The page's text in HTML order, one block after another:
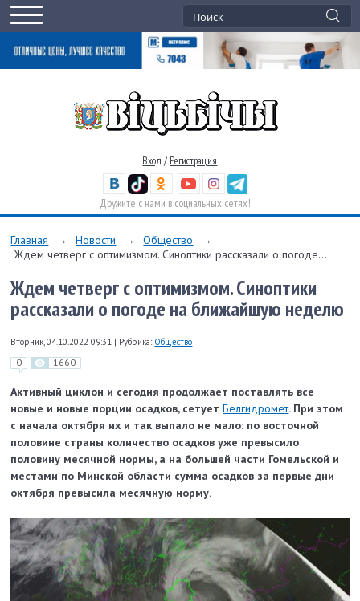
Вход / Регистрация
Дружите с нами в социальных сетях!
Главная → Новости → Общество
→
Ждем четверг с оптимизмом. Синоптики рассказали о погоде...
Ждем четверг с оптимизмом. Синоптики
рассказали о погоде на ближайшую неделю
Вторник, 04.10.2022 09:31 | Рубрика: Общество
0 1660
Активный циклон и сегодня продолжает поставлять все
новые и новые порции осадков, сетуетБелгидромет. При этом
с начала октября их и так выпало не мало: по восточной
половине страны количество осадков уже превысило
половину месячной нормы, а на большей части Гомельской и
местами по Минской области сумма осадков за первые дни
октября превысила месячную норму.